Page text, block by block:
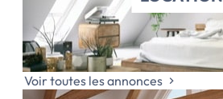
Voir toutes les annonces